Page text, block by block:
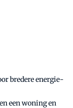
bredere energie-
een woning en